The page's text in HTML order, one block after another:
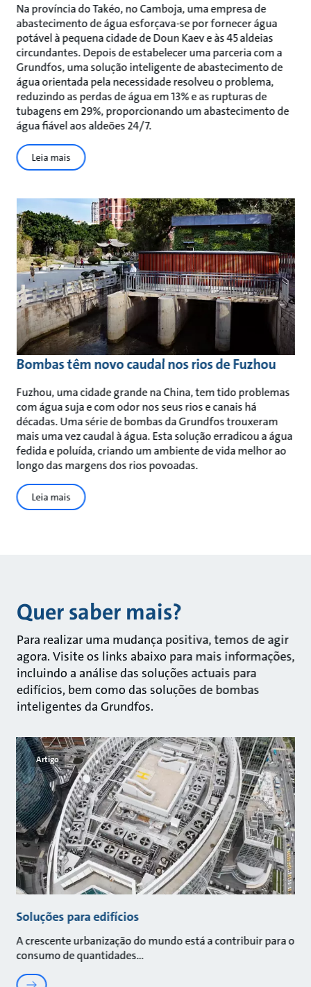
Na província do Takéo, no Camboja, uma empresa de
abastecimento de água esforçava-se por fornecer água
potável à pequena cidade de Doun Kaev e às 45 aldeias
circundantes. Depois de estabelecer uma parceria com a
Grundfos, uma solução inteligente de abastecimento de
água orientada pela necessidade resolveu o problema,
reduzindo as perdas de água em 13% e as rupturas de
tubagens em 29%, proporcionando um abastecimento de
água fiável aos aldeões 24/7.
Leia mais
Bombas têm novo caudal nos rios de Fuzhou
Fuzhou, uma cidade grande na China, tem tido problemas
com água suja e com odor nos seus rios e canais há
décadas. Uma série de bombas da Grundfos trouxeram
mais uma vez caudal à água. Esta solução erradicou a água
fedida e poluída, criando um ambiente de vida melhor ao
longo das margens dos rios povoadas.
Leia mais
Quer saber mais?
Para realizar uma mudança positiva, temos de agir
agora. Visite os links abaixo para mais informações,
incluindo a análise das soluções actuais para
edifícios, bem como das soluções de bombas
inteligentes da Grundfos.
Artigo
Soluções para edifícios
A crescente urbanização do mundo está a contribuir para o
consumo de quantidades